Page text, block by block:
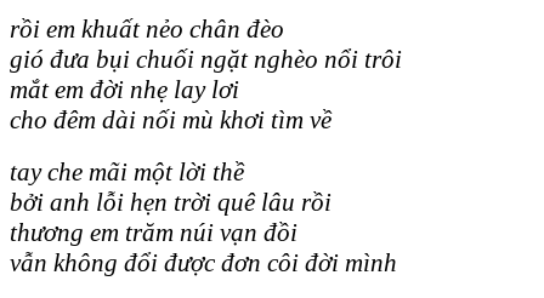
rồi em khuất nẻo chân đèo
gió đưa bụi chuối ngặt nghèo nổi trôi
mắt em đời nhẹ lay lơi
cho đêm dài nối mù khơi tìm về
tay che mãi một lời thề
bởi anh lỗi hẹn trời quê lâu rồi
thương em trăm núi vạn đồi
vẫn không đổi được đơn côi đời mình